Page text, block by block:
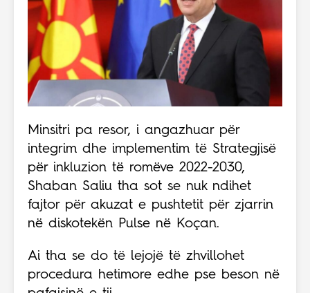
Minsitri pa resor, i angazhuar për
integrim dhe implementim të Strategjisë
për inkluzion të romëve 2022-2030,
Shaban Saliu tha sot se nuk ndihet
fajtor për akuzat e pushtetit për zjarrin
në diskotekën Pulse në Koçan.
Ai tha se do të lejojë të zhvillohet
procedura hetimore edhe pse beson në